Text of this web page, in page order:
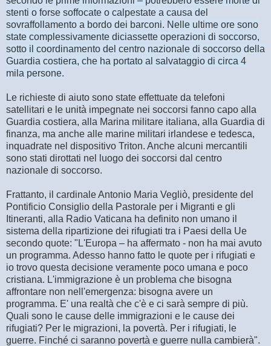
stenti o forse soffocate o calpestate a causa del
sovraffollamento a bordo dei barconi. Nelle ultime ore sono
state complessivamente diciassette operazioni di soccorso,
sotto il coordinamento del centro nazionale di soccorso della
Guardia costiera, che ha portato al salvataggio di circa 4
mila persone.
Le richieste di aiuto sono state effettuate da telefoni
satellitari e le unità impegnate nei soccorsi fanno capo alla
Guardia costiera, alla Marina militare italiana, alla Guardia di
finanza, ma anche alle marine militari irlandese e tedesca,
inquadrate nel dispositivo Triton. Anche alcuni mercantili
sono stati dirottati nel luogo dei soccorsi dal centro
nazionale di soccorso.
Frattanto, il cardinale Antonio Maria Vegliò, presidente del
Pontificio Consiglio della Pastorale per i Migranti e gli
Itineranti, alla Radio Vaticana ha definito non umano il
sistema della ripartizione dei rifugiati tra i Paesi della Ue
secondo quote: "L'Europa – ha affermato - non ha mai avuto
un programma. Adesso hanno fatto le quote per i rifugiati e
io trovo questa decisione veramente poco umana e poco
cristiana. L'immigrazione è un problema che bisogna
affrontare non nell'emergenza: bisogna avere un
programma. E' una realtà che c'è e ci sarà sempre di più.
Quali sono le cause delle immigrazioni e le cause dei
rifugiati? Per le migrazioni, la povertà. Per i rifugiati, le
guerre. Finché ci saranno povertà e guerre nulla cambierà".